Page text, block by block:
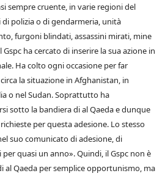
sempre cruente, in varie regioni del
polizia o di gendarmeria, unità
furgoni blindati, assassini mirati, mine
ha cercato di inserire la sua azione in
Ha colto ogni occasione per far
la situazione in Afghanistan, in
o nel Sudan. Soprattutto ha
sotto la bandiera di al Qaeda e dunque
per questa adesione. Lo stesso
suo comunicato di adesione, di
quasi un anno». Quindi, il Gspc non è
al Qaeda per semplice opportunismo, ma